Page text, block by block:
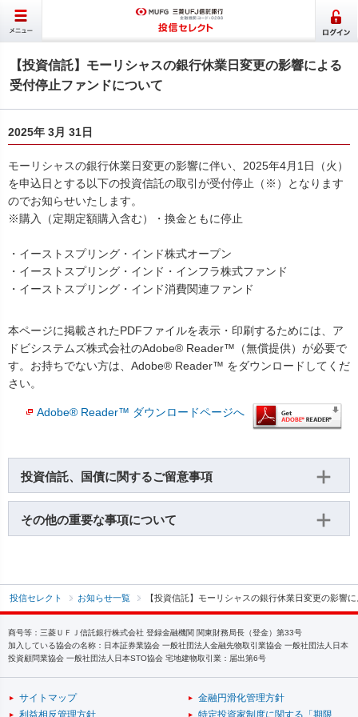
【投資信託】モーリシャスの銀行休業日変更の影響による
受付停止ファンドについて
2025年 3月 31日
モーリシャスの銀行休業日変更の影響に伴い、2025年4月1日（火）
を申込日とする以下の投資信託の取引が受付停止（※）となります
のでお知らせいたします。
※購入（定期定額購入含む）・換金ともに停止
・イーストスプリング・インド株式オープン
・イーストスプリング・インド・インフラ株式ファンド
・イーストスプリング・インド消費関連ファンド
本ページに掲載されたPDFファイルを表示・印刷するためには、ア
ドビシステムズ株式会社のAdobe® Reader™（無償提供）が必要で
す。お持ちでない方は、Adobe® Reader™ をダウンロードしてくだ
さい。
Adobe® Reader™ ダウンロードページへ
投資信託、国債に関するご留意事項
その他の重要な事項について
投信セレクト お知らせ一覧 【投資信託】モーリシャスの銀行休業日変更の影響
商号等：三菱ＵＦＪ信託銀行株式会社 登録金融機関 関東財務局長（登金）第33号
加入している協会の名称：日本証券業協会 一般社団法人金融先物取引業協会 一般社団法人日本
投資顧問業協会 一般社団法人日本STO協会 宅地建物取引業：届出第6号
サイトマップ
利益相反管理方針
金融円滑化管理方針
特定投資家制度に関する「期限